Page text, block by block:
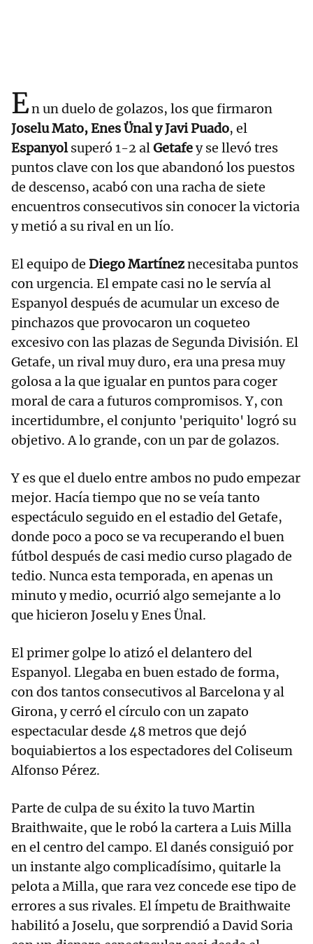
En un duelo de golazos, los que firmaron
Joselu Mato, Enes Ünal y Javi Puado, el
Espanyolsuperó 1-2 alGetafey se llevó tres
puntos clave con los que abandonó los puestos
de descenso, acabó con una racha de siete
encuentros consecutivos sin conocer la victoria
y metió a su rival en un lío.
El equipo de Diego Martíneznecesitaba puntos
con urgencia. El empate casi no le servía al
Espanyol después de acumular un exceso de
pinchazos que provocaron un coqueteo
excesivo con las plazas de Segunda División. El
Getafe, un rival muy duro, era una presa muy
golosa a la que igualar en puntos para coger
moral de cara a futuros compromisos. Y, con
incertidumbre, el conjunto 'periquito' logró su
objetivo. A lo grande, con un par de golazos.
Y es que el duelo entre ambos no pudo empezar
mejor. Hacía tiempo que no se veía tanto
espectáculo seguido en el estadio del Getafe,
donde poco a poco se va recuperando el buen
fútbol después de casi medio curso plagado de
tedio. Nunca esta temporada, en apenas un
minuto y medio, ocurrió algo semejante a lo
que hicieron Joselu y Enes Ünal.
El primer golpe lo atizó el delantero del
Espanyol. Llegaba en buen estado de forma,
con dos tantos consecutivos al Barcelona y al
Girona, y cerró el círculo con un zapato
espectacular desde 48 metros que dejó
boquiabiertos a los espectadores del Coliseum
Alfonso Pérez.
Parte de culpa de su éxito la tuvo Martin
Braithwaite, que le robó la cartera a Luis Milla
en el centro del campo. El danés consiguió por
un instante algo complicadísimo, quitarle la
pelota a Milla, que rara vez concede ese tipo de
errores a sus rivales. El ímpetu de Braithwaite
habilitó a Joselu, que sorprendió a David Soria